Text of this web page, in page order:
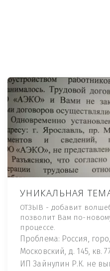
УНИКАЛЬНАЯ
ОТЗЫВ - добавит
позволит Вам по-
процессе.
Проблема: Россия,
Московский, д. 145, кв.
ИП Зайнулин Р.К. не